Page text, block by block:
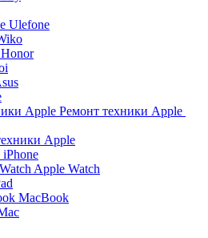
Ulefone
Honor
Ремонт техники Apple
Apple
iPhone
Apple Watch
MacBook